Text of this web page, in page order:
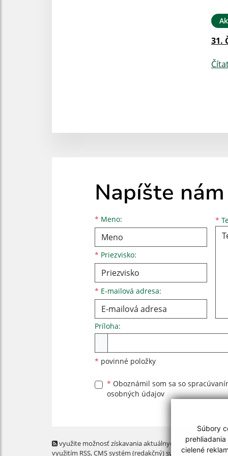
Súbory
cielené
31.
Napíšte nám
* Meno:
Meno
* Priezvisko:
Priezvisko
* E-mailová adresa:
E-mailová adresa *
Príloha:
* povinné položky
* Oboznámil som sa so
osobných údajov
využite možnosť získavania aktuálnych informácií s
využitím RSS, CMS systém (redakčný) systém ECHELON 2,